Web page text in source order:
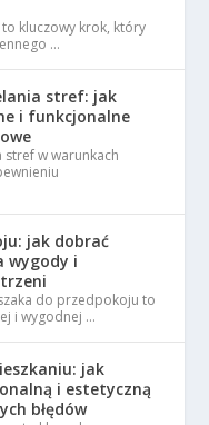
kluczowy krok, który
…
stref: jak
i funkcjonalne
w warunkach
jak dobrać
wygody i
do przedpokoju to
i wygodnej …
jak
i estetyczną
błędów